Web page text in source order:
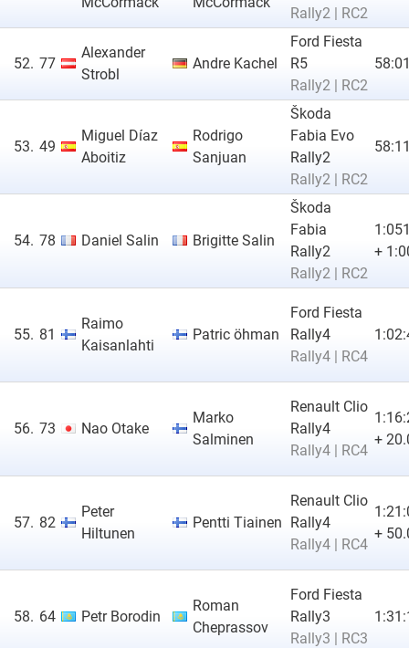
Rally2 | RC2
52. 77
Alexander
Strobl
Andre Kachel
Ford Fiesta
R5
Rally2 | RC2
53. 49
Miguel Díaz
Aboitiz
Rodrigo
Sanjuan
Škoda
Fabia Evo
Rally2
Rally2 | RC2
54. 78 Daniel Salin Brigitte Salin
Škoda
Fabia
Rally2
Rally2 | RC2
+
55. 81
Raimo
Kaisanlahti
Patric öhman
Ford Fiesta
Rally4
Rally4 | RC4
56. 73 Nao Otake
Marko
Salminen
Renault Clio
Rally4
Rally4 | RC4
+
57. 82
Peter
Hiltunen
Pentti Tiainen
Renault Clio
Rally4
Rally4 | RC4
+
58. 64 Petr Borodin
Roman
Cheprassov
Ford Fiesta
Rally3
Rally3 | RC3